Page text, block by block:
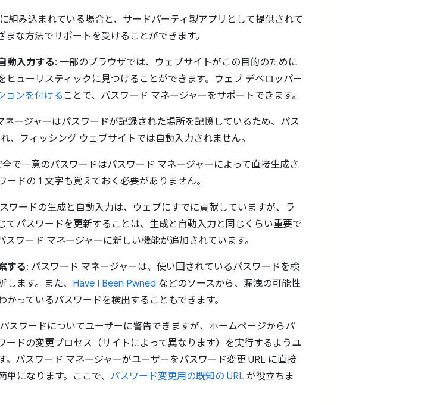
組み込まれている場合と、サードパーティ製アプリとして提供されて
な方法でサポートを受けることができます。
動入力する: 一部のブラウザでは、ウェブサイトがこの目的のために
ューリスティックに見つけることができます。ウェブ デベロッパー
ョンを付ける ことで、パスワード マネージャーをサポートできます。
ネージャーはパスワードが記録された場所を記憶しているため、パス
、フィッシング ウェブサイトでは自動入力されません。
全で一意のパスワードはパスワード マネージャーによって直接生成さ
ドの 1 文字も覚えておく必要がありません。
ワードの生成と自動入力は、ウェブにすでに貢献していますが、ラ
てパスワードを更新することは、生成と自動入力と同じくらい重要で
ワード マネージャーに新しい機能が追加されています。
する: パスワード マネージャーは、使い回されているパスワードを検
ます。また、 Have I Been Pwned などのソースから、漏洩の可能性
っているパスワードを検出することもできます。
スワードについてユーザーに警告できますが、ホームページからパ
ードの変更プロセス（サイトによって異なります）を実行するようユ
パスワード マネージャーがユーザーをパスワード変更 URL に直接
になります。ここで、 パスワード変更用の既知の URL が役立ちま